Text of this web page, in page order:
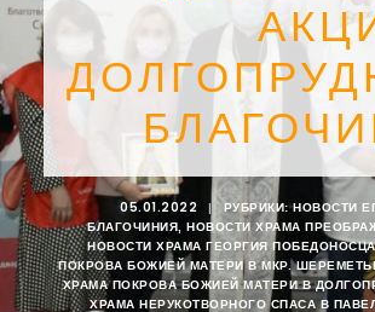
SEARCH
05.01.2022 | РУБРИКИ:НОВОСТИ
БЛАГОЧИНИЯ
НОВОСТИ ХРАМА
НОВОСТИ ХРАМА ГЕОРГИЯ ПОБЕДОНОСЦА
ПОКРОВА БОЖИЕЙ МАТЕРИ В МКР.
ХРАМА ПОКРОВА БОЖИЕЙ МАТЕРИ В
ХРАМА НЕРУКОТВОРНОГО СПАСА В